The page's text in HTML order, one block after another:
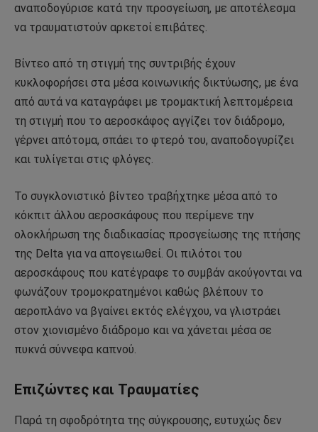
αναποδογύρισε κατά την προσγείωση, με αποτέλεσμα
να τραυματιστούν αρκετοί επιβάτες.
Βίντεο από τη στιγμή της συντριβής έχουν
κυκλοφορήσει στα μέσα κοινωνικής δικτύωσης, με ένα
από αυτά να καταγράφει με τρομακτική λεπτομέρεια
τη στιγμή που το αεροσκάφος αγγίζει τον διάδρομο,
γέρνει απότομα, σπάει το φτερό του, αναποδογυρίζει
και τυλίγεται στις φλόγες.
Το συγκλονιστικό βίντεο τραβήχτηκε μέσα από το
κόκπιτ άλλου αεροσκάφους που περίμενε την
ολοκλήρωση της διαδικασίας προσγείωσης της πτήσης
της Delta για να απογειωθεί. Οι πιλότοι του
αεροσκάφους που κατέγραφε το συμβάν ακούγονται να
φωνάζουν τρομοκρατημένοι καθώς βλέπουν το
αεροπλάνο να βγαίνει εκτός ελέγχου, να γλιστράει
στον χιονισμένο διάδρομο και να χάνεται μέσα σε
πυκνά σύννεφα καπνού.
Επιζώντες και Τραυματίες
Παρά τη σφοδρότητα της σύγκρουσης, ευτυχώς δεν